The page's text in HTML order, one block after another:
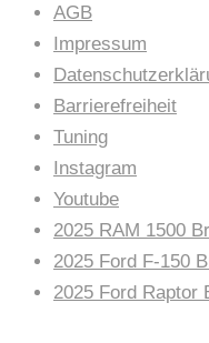
AGB
Impressum
Barrierefreiheit
Tuning
Instagram
Youtube
2025 RAM 1500
2025 Ford F-150
2025 Ford Raptor